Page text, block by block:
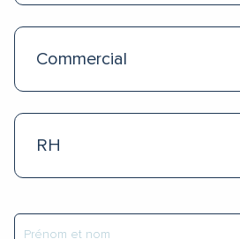
Commercial
RH